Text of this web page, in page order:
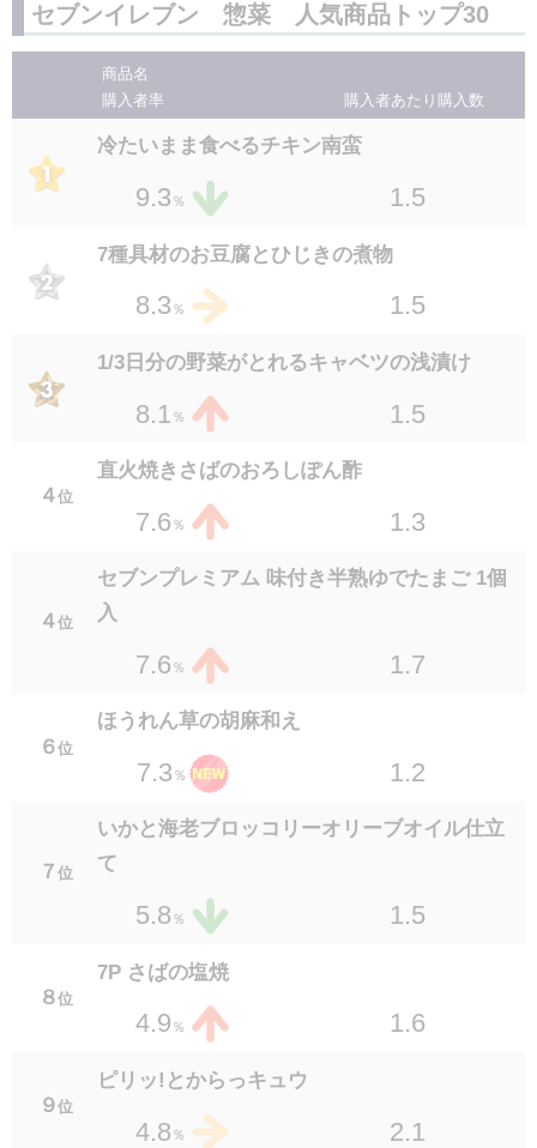
1.9％ 1.5
冷製仕立ての揚げささみのレモンソース和え
1.9％ 1.3
２８
１４ 位
3.3％ 1.3
豚タン塩レモンと豆もやしナムル
3.2 ％
セブンプレミアム とろっと卵黄の半熟煮たま
ご 2個入
3.2 ％ 1.5
１７ 位
旨辛ラー油だれのとろっと煮たまご
3.0 ％ 1.2
１７ 位
セブンプレミアム とろっとゆでたまご 1個
3.0 ％ 1.4
枝豆沖縄の塩シママース使用
長芋醤油仕立てわさび付
2.7％
さつまいもボール
2.7％ 1.1
セブンプレミアムゴールド 金の豚角煮 150g
セブンプレミアム 砂肝の炭火焼 70g
セブンイレブン 惣菜 人気商品トップ30
商品名
購入者率
購入者あたり 購入数
冷たいまま食べるチキン南蛮
9.3 ％ 1.5
7種具材のお豆腐とひじきの煮物
8.3 ％ 1.5
1/3日分の野菜がとれるキャベツの浅漬け
8.1 ％ 1.5
４ 位
直火焼きさばのおろしぽん酢
7.6 ％ 1.3
４ 位
セブンプレミアム 味付き半熟ゆでたまご 1個
入
7.6 ％ 1.7
６ 位
ほうれん草の胡麻和え
7.3 ％ 1.2
７ 位
いかと海老ブロッコリーオリーブオイル仕立
て
5.8 ％ 1.5
８ 位
7P さばの塩焼
4.9 ％ 1.6
９ 位
ピリッ!とからっキュウ
4.8 ％ 2.1